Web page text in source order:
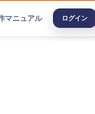
マニュアル ログイン